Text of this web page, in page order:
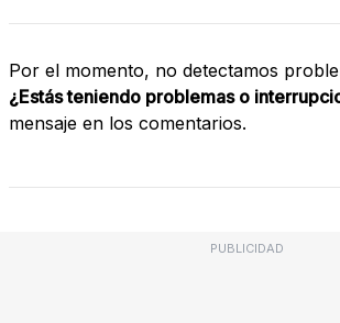
Por el momento, no detectamos
¿Estás teniendo problemas o
mensaje en los comentarios.
PUBLICIDAD